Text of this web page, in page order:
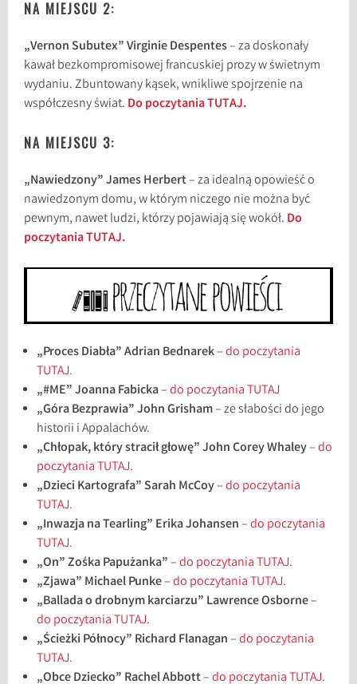
NA MIEJSCU 2:
„Vernon Subutex” Virginie Despentes– za doskonały
kawał bezkompromisowej francuskiej prozy w świetnym
wydaniu. Zbuntowany kąsek, wnikliwe spojrzenie na
współczesny świat. Do poczytania TUTAJ.
NA MIEJSCU 3:
„Nawiedzony” James Herbert– za idealną opowieść o
nawiedzonym domu, w którym niczego nie można być
pewnym, nawet ludzi, którzy pojawiają się wokół. Do
poczytania TUTAJ.
„Proces Diabła” Adrian Bednarek–do poczytania
TUTAJ.
„#ME” Joanna Fabicka–do poczytania TUTAJ
„Góra Bezprawia” John Grisham– ze słabości do jego
historii i Appalachów.
„Chłopak, który stracił głowę” John Corey Whaley–do
poczytania TUTAJ.
„Dzieci Kartografa” Sarah McCoy–do poczytania
TUTAJ.
„Inwazja na Tearling” Erika Johansen–do poczytania
TUTAJ.
„On” Zośka Papużanka”–do poczytania TUTAJ.
„Zjawa” Michael Punke–do poczytania TUTAJ.
„Ballada o drobnym karciarzu” Lawrence Osborne–
do poczytania TUTAJ.
„Ścieżki Północy” Richard Flanagan–do poczytania
TUTAJ.
„Obce Dziecko” Rachel Abbott–do poczytania TUTAJ.